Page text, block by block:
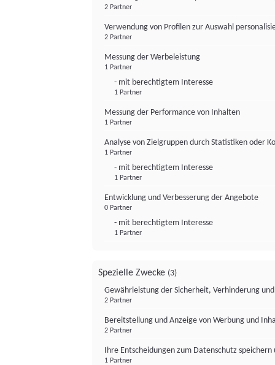
2 Partner
Verwendung von Profilen zur Auswahl
2 Partner
Messung der Werbeleistung
1 Partner
- mit berechtigtem Interesse
1 Partner
Messung der Performance von Inhalten
1 Partner
Analyse von Zielgruppen durch Statistiken oder
1 Partner
- mit berechtigtem Interesse
1 Partner
Entwicklung und Verbesserung der Angebote
0 Partner
- mit berechtigtem Interesse
1 Partner
Spezielle Zwecke (3)
Gewährleistung der Sicherheit, Verhinderung
2 Partner
Bereitstellung und Anzeige von Werbung und
2 Partner
Ihre Entscheidungen zum Datenschutz
1 Partner